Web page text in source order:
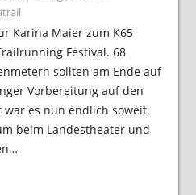
Karina Maier zum K65
Festival. 68
sollten am Ende auf
Vorbereitung auf den
es nun endlich soweit.
beim Landestheater und